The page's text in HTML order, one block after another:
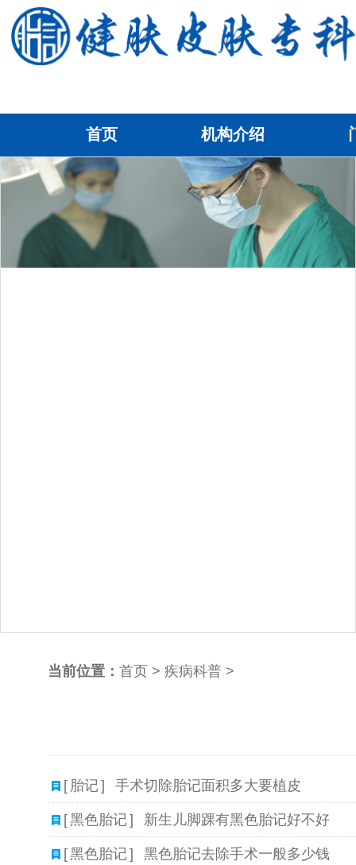
首页 机构介绍
当前位置： 首页 > 疾病科普 >
[ 胎记 ] 手术切除胎记面积多大要植皮
[黑色胎记 ] 新生儿脚踝有黑色胎记好不好
[黑色胎记 ] 黑色胎记去除手术一般多少钱